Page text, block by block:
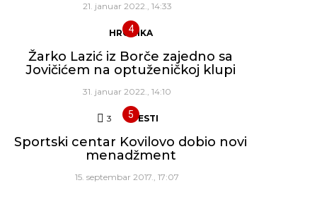
21. januar 2022., 14:33
HRONIKA
Žarko Lazić iz Borče zajedno sa
Jovičićem na optuženičkoj klupi
31. januar 2022., 14:10
3 Komentara
VESTI
Sportski centar Kovilovo dobio novi
menadžment
15. septembar 2017., 17:07